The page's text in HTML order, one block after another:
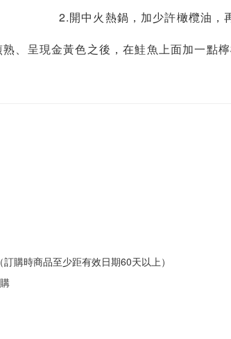
2.開中火熱鍋，加少許橄欖油，
、呈現金黃色之後，在鮭魚上面加一點
購時商品至少距有效日期60天以上）